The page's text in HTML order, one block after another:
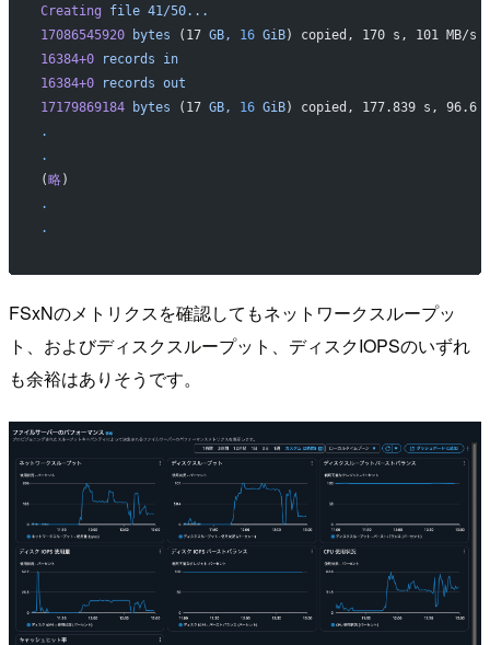
Creating file 41/50...
17086545920 bytes (17 GB, 16 GiB) copied, 170 s, 101 MB/s
16384+0 records in
16384+0 records out
17179869184 bytes (17 GB, 16 GiB) copied, 177.839 s, 96.6
.
.
(略)
.
.
FSxNのメトリクスを確認してもネットワークスループッ
ト、およびディスクスループット、ディスクIOPSのいずれ
も余裕はありそうです。